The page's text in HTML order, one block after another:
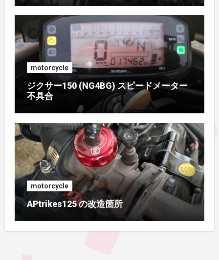
motorcycle
ジクサー150 (NG4BG) スピードメーター
不具合
motorcycle
APtrikes125 の改造箇所